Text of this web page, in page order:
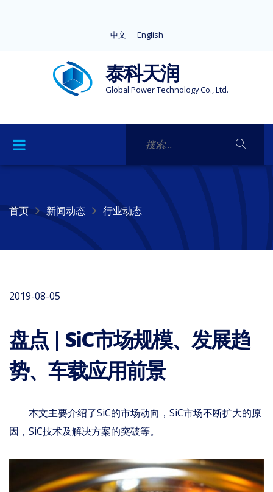
中文 English
泰科天润
Global Power Technology Co., Ltd.
首页 新闻动态 行业动态
2019-08-05
盘点 | SiC市场规模、发展趋
势、车载应用前景
本文主要介绍了SiC的市场动向，SiC市场不断扩大的原
因，SiC技术及解决方案的突破等。